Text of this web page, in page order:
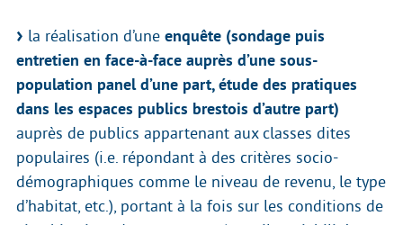
la réalisation d’une enquête (sondage puis
entretien en face-à-face auprès d’une sous-
population panel d’une part, étude des pratiques
dans les espaces publics brestois d’autre part)
auprès de publics appartenant aux classes dites
populaires (i.e. répondant à des critères socio-
démographiques comme le niveau de revenu, le type
d’habitat, etc.), portant à la fois sur les conditions de